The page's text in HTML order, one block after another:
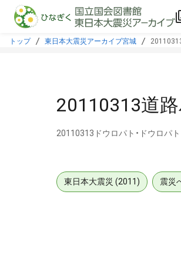
本文に飛ぶ
トップ 東日本大震災アーカイブ宮城
20110313道路
20110313ドウロパト・ドウロパ
東日本大震災 (2011) 震災